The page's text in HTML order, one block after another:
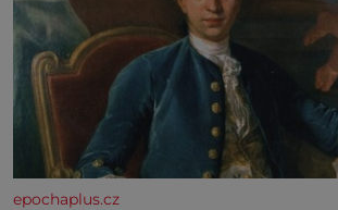
epochaplus.cz